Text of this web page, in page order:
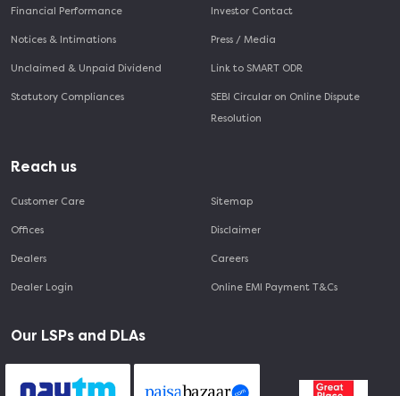
Financial Performance
Notices & Intimations
Unclaimed & Unpaid Dividend
Statutory Compliances
Investor Contact
Press / Media
Link to SMART ODR
SEBI Circular on Online Dispute
Resolution
Reach us
Customer Care
Offices
Dealers
Dealer Login
Sitemap
Disclaimer
Careers
Online EMI Payment T&Cs
Our LSPs and DLAs